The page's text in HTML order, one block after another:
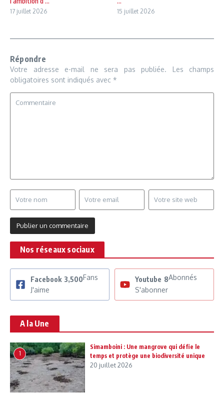
17 juillet 2026 15 juillet 2026
Répondre
Votre adresse e-mail ne sera pas publiée.
Les champs
obligatoires sont indiqués avec *
Nos réseaux sociaux
Facebook 3,500Fans
J'aime
Youtube 8Abonnés
S'abonner
A la Une
1
Simamboini : Une mangrove qui défie le
temps et protège une biodiversité unique
20 juillet 2026